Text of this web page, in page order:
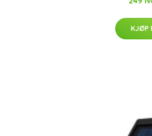
KJØP